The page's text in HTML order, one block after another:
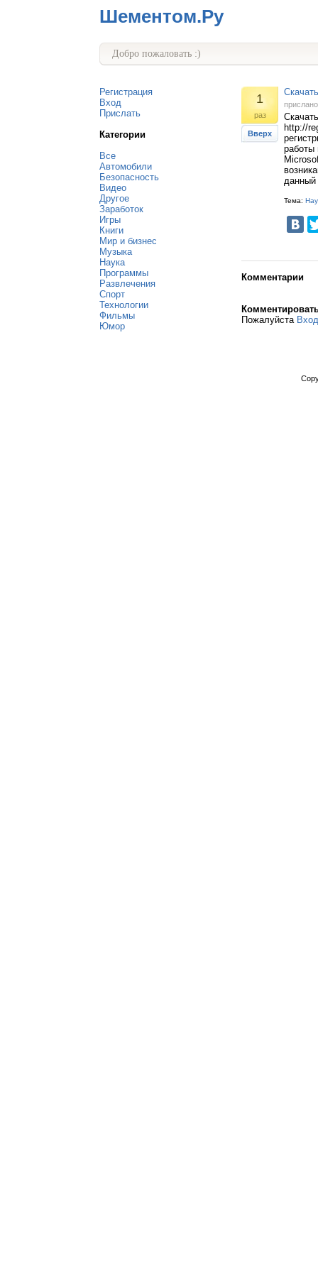
Шементом.Ру
Добро пожаловать :)
Регистрация
Вход
Прислать
Категории
Все
Автомобили
Безопасность
Видео
Другое
Заработок
Игры
Книги
Мир и бизнес
Музыка
Наука
Программы
Развлечения
Спорт
Технологии
Фильмы
Юмор
1
раз
Вверх
http://
работы
данный
Тема:
Комментарии
Пожалуйста Вход